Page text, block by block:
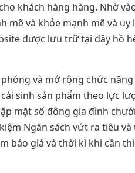
khách hàng hàng. Nhờ
mẽ và khỏe mạnh mẽ và uy
được lưu trữ tại đây hồ
và mở rộng chức
sinh sản phẩm theo lực
mặt số đông gia đình
Ngân sách vứt ra tiêu và
báo giá và thời kì khi cần